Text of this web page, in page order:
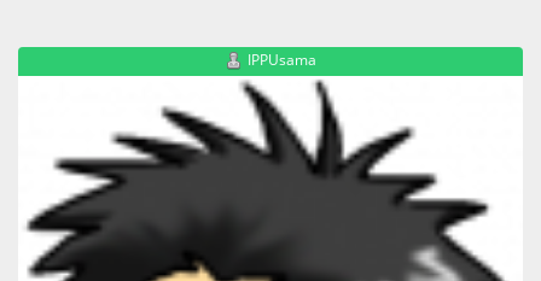
IPPUsama